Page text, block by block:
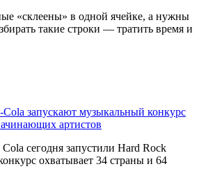
«склеены» в одной ячейке, а нужны
такие строки — тратить время и
запускают музыкальный конкурс
артистов
сегодня запустили Hard Rock
охватывает 34 страны и 64